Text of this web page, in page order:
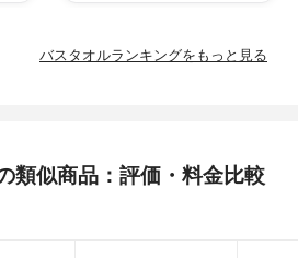
バスタオルランキングをもっと見る
類似商品：評価・料金比較